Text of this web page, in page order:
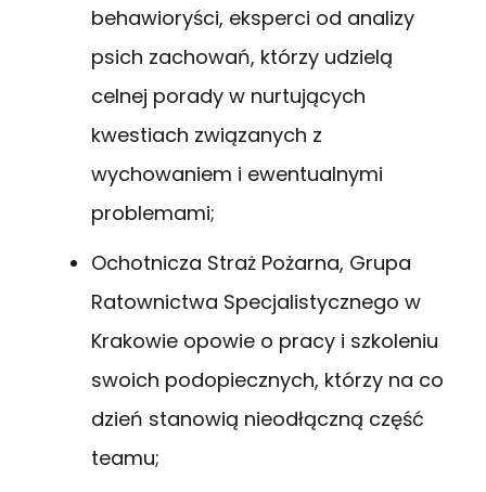
behawioryści, eksperci od analizy
psich zachowań, którzy udzielą
celnej porady w nurtujących
kwestiach związanych z
wychowaniem i ewentualnymi
problemami;
Ochotnicza Straż Pożarna, Grupa
Ratownictwa Specjalistycznego w
Krakowie opowie o pracy i szkoleniu
swoich podopiecznych, którzy na co
dzień stanowią nieodłączną część
teamu;